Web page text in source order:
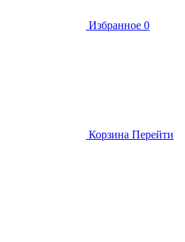
Избранное 0
Корзина Перейти